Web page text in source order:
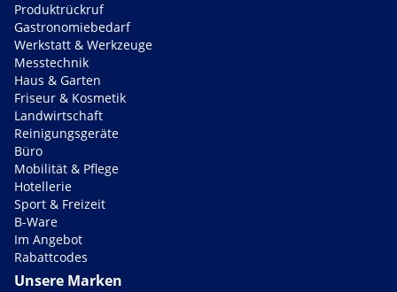
Produktrückruf
Gastronomiebedarf
Werkstatt & Werkzeuge
Messtechnik
Haus & Garten
Friseur & Kosmetik
Landwirtschaft
Reinigungsgeräte
Büro
Mobilität & Pflege
Hotellerie
Sport & Freizeit
B-Ware
Im Angebot
Rabattcodes
Unsere Marken